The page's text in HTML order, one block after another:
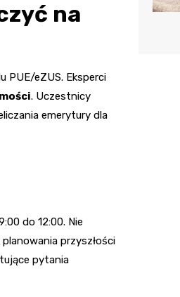
na
PUE/eZUS. Eksperci
. Uczestnicy
emerytury dla
do 12:00. Nie
przyszłości
pytania